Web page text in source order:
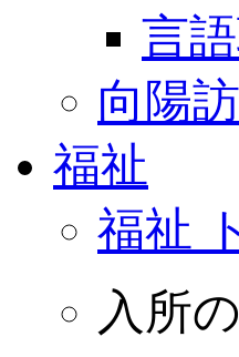
言
向陽
福祉
福祉
入所